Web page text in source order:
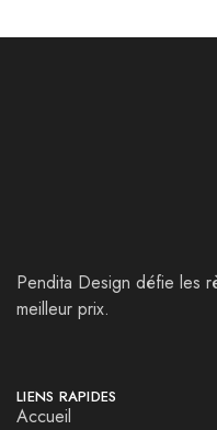
Pendita Design défie les
meilleur prix.
LIENS RAPIDES
Accueil